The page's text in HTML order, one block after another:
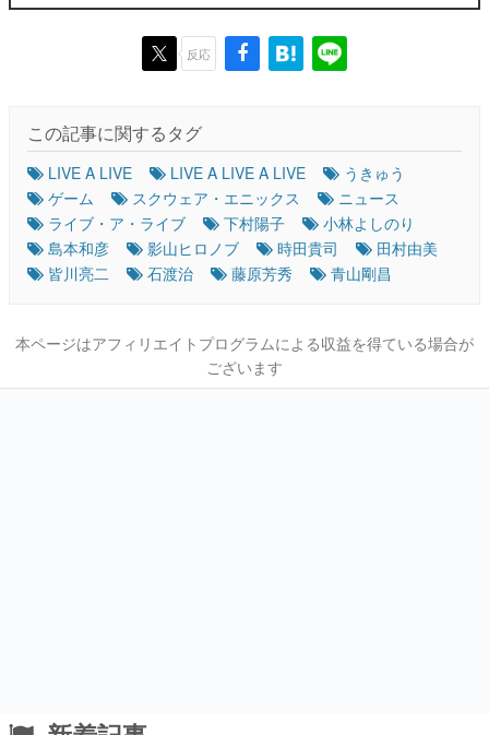
反応
この記事に関するタグ
LIVE A LIVE LIVE A LIVE A LIVE
うきゅう
ゲーム
スクウェア・エニックス
ニュース
ライブ・ア・ライブ
下村陽子
小林よしのり
島本和彦
影山ヒロノブ 時田貴司
田村由美
皆川亮二
石渡治 藤原芳秀 青山剛昌
本ページはアフィリエイトプログラムによる収益を得ている場合が
ございます